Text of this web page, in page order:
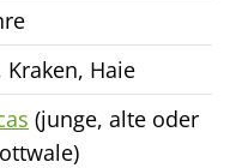
Kraken, Haie
(junge, alte oder